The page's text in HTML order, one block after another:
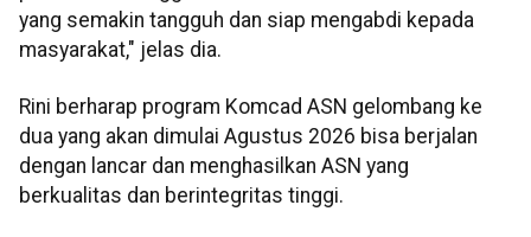
yang semakin tangguh dan siap mengabdi kepada
masyarakat," jelas dia.
Rini berharap program Komcad ASN gelombang ke
dua yang akan dimulai Agustus 2026 bisa berjalan
dengan lancar dan menghasilkan ASN yang
berkualitas dan berintegritas tinggi.